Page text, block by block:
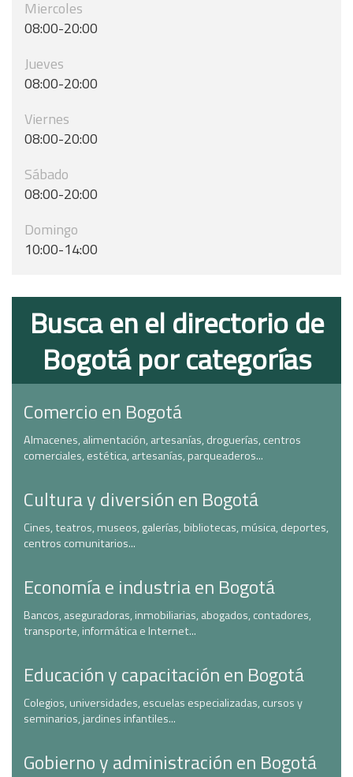
Miercoles
08:00-20:00
Jueves
08:00-20:00
Viernes
08:00-20:00
Sábado
08:00-20:00
Domingo
10:00-14:00
Busca en el directorio de
Bogotá por categorías
Comercio en Bogotá
Almacenes, alimentación, artesanías, droguerías, centros
comerciales, estética, artesanías, parqueaderos...
Cultura y diversión en Bogotá
Cines, teatros, museos, galerías, bibliotecas, música, deportes,
centros comunitarios...
Economía e industria en Bogotá
Bancos, aseguradoras, inmobiliarias, abogados, contadores,
transporte, informática e Internet...
Educación y capacitación en Bogotá
Colegios, universidades, escuelas especializadas, cursos y
seminarios, jardines infantiles...
Gobierno y administración en Bogotá